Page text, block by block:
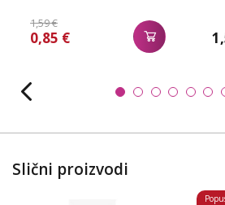
1,59 €
0,85 €
Slični proizvodi